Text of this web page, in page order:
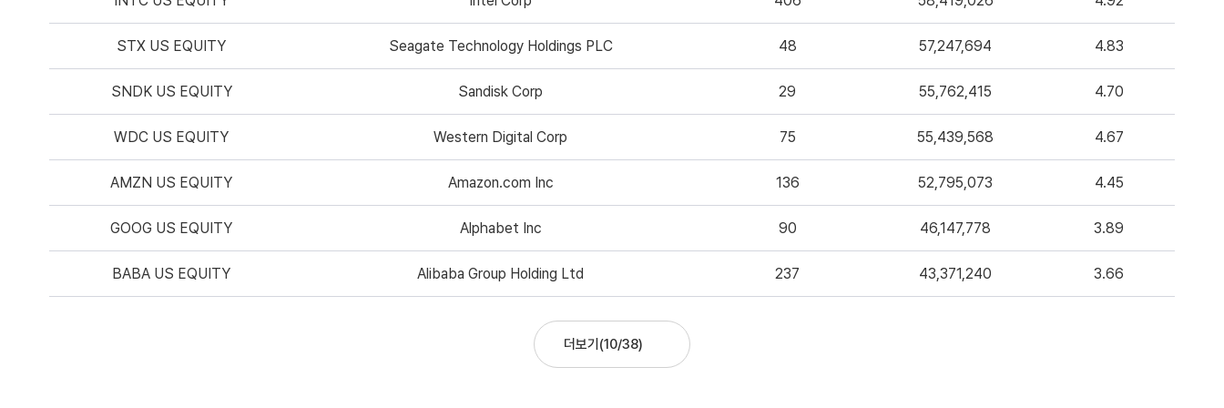
STX US EQUITY Seagate Technology Holdings PLC 48 57,247,694 4.83
SNDK US EQUITY Sandisk Corp 29 55,762,415 4.70
WDC US EQUITY Western Digital Corp 75 55,439,568 4.67
AMZN US EQUITY Amazon.com Inc 136 52,795,073 4.45
GOOG US EQUITY Alphabet Inc 90 46,147,778 3.89
BABA US EQUITY Alibaba Group Holding Ltd 237 43,371,240 3.66
더보기 (10/38)